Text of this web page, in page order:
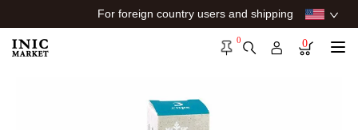
For foreign country users and shipping
0 0